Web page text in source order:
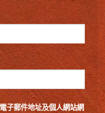
子郵件地址及個人網站網